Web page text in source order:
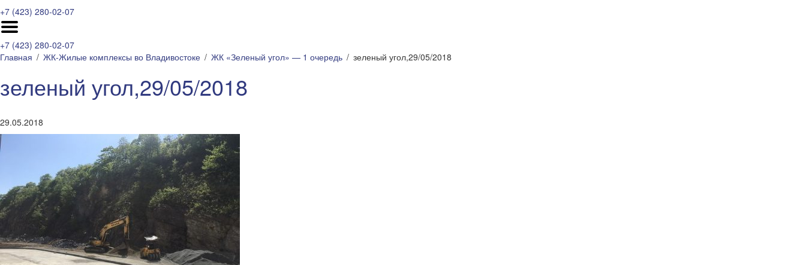
+7 (423) 280-02-07
+7 (423) 280-02-07
Главная
ЖК-Жилые комплексы во Владивостоке ЖК «Зеленый угол» — 1 очередь зеленый угол,29/05/2018
зеленый угол,29/05/2018
29.05.2018